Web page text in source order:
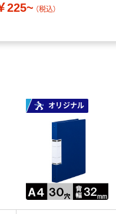
225~ （税込）
オリジナル